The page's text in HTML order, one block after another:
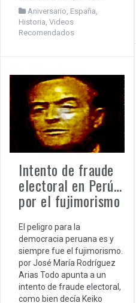
Aniversario, España,
Historia, Videos
Recomendados
Intento de fraude
electoral en Perú…
por el fujimorismo
El peligro para la
democracia peruana es y
siempre fue el fujimorismo.
por José María Rodríguez
Arias Todo apunta a un
intento de fraude electoral,
como bien decía Keiko